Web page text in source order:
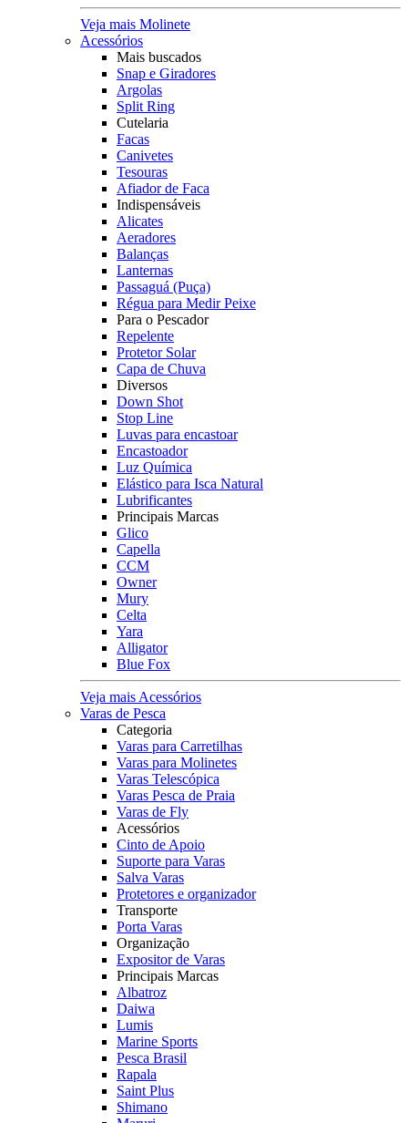
Veja mais Molinete
Acessórios
Mais buscados
Snap e Giradores
Argolas
Split Ring
Cutelaria
Facas
Canivetes
Tesouras
Afiador de Faca
Indispensáveis
Alicates
Aeradores
Balanças
Lanternas
Passaguá (Puça)
Régua para Medir Peixe
Para o Pescador
Repelente
Protetor Solar
Capa de Chuva
Diversos
Down Shot
Stop Line
Luvas para encastoar
Encastoador
Luz Química
Elástico para Isca Natural
Lubrificantes
Principais Marcas
Glico
Capella
CCM
Owner
Mury
Celta
Yara
Alligator
Blue Fox
Veja mais Acessórios
Varas de Pesca
Categoria
Varas para Carretilhas
Varas para Molinetes
Varas Telescópica
Varas Pesca de Praia
Varas de Fly
Acessórios
Cinto de Apoio
Suporte para Varas
Salva Varas
Protetores e organizador
Transporte
Porta Varas
Organização
Expositor de Varas
Principais Marcas
Albatroz
Daiwa
Lumis
Marine Sports
Pesca Brasil
Rapala
Saint Plus
Shimano